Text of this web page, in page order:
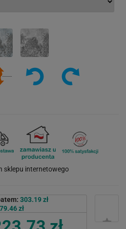
303.19 zł
79.46 zł